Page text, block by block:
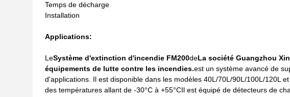
Temps de décharge
Installation
Applications:
LeSystème d'extinction d'incendie FM200deLa société Guangzhou
équipements de lutte contre les incendies.est un système avancé de
d'applications. Il est disponible dans les modèles 40L/70L/90L/100L/120L
des températures allant de -30°C à +55°CIl est équipé de détecteurs de